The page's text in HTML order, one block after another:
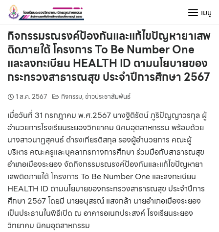
Skip
content
เมนู
กิจกรรมรณรงค์ป้องกันและแก้ไขปัญหายาเสพ
ติดภายใต้ โครงการ To Be Number One
และลงทะเบียน HEALTH ID ตามนโยบายของ
กระทรวงสาธารณสุข ประจำปีการศึกษา 2567
1 ส.ค. 2567 กิจกรรม,ข่าวประชาสัมพันธ์
เมื่อวันที่ 31 กรกฎาคม พ.ศ.2567 นางฐิติรัตน์ ภูริปัญญาวรกุล ผู้
อำนวยการโรงเรียนระยองวิทยาคม นิคมอุตสาหกรรม พร้อมด้วย
นางสาวนาฏสุคนธ์ ดำรงเกียรติสกุล รองผู้อำนวยการ คณะผู้
บริหาร คณะครูและบุคลากรทางการศึกษา ร่วมมือกับสาธารณสุข
อำเภอเมืองระยอง จัดกิจกรรมรณรงค์ป้องกันและแก้ไขปัญหายา
เสพติดภายใต้ โครงการ To Be Number One และลงทะเบียน
HEALTH ID ตามนโยบายของกระทรวงสาธารณสุข ประจำปีการ
ศึกษา 2567 โดยมี นายอนุสรณ์ แสงกล้า นายอำเภอเมืองระยอง
เป็นประธานในพิธีเปิด ณ อาคารอเนกประสงค์ โรงเรียนระยอง
วิทยาคม นิคมอุตสาหกรรม